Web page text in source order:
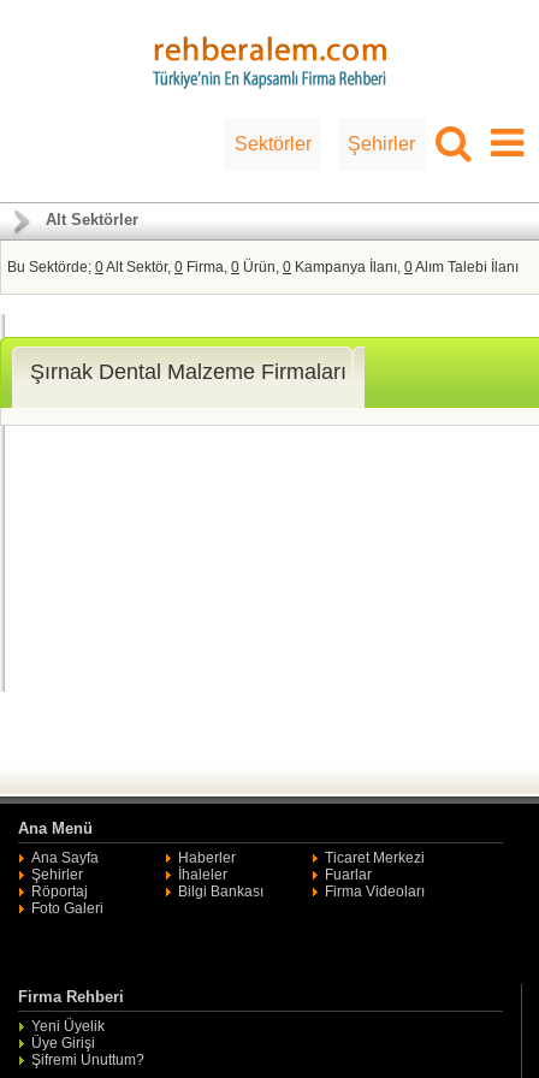
Sektörler Şehirler
Alt Sektörler
Bu Sektörde; 0Alt Sektör, 0 Firma, 0 Ürün, 0 Kampanya İlanı, 0Alım Talebi İlanı
Şırnak Dental Malzeme Firmaları
Ana Menü
Ana Sayfa Haberler
Ticaret Merkezi
Şehirler
İhaleler
Fuarlar
Röportaj
Bilgi Bankası
Firma Videoları
Foto Galeri
Firma Rehberi
Yeni Üyelik
Üye Girişi
Şifremi Unuttum?